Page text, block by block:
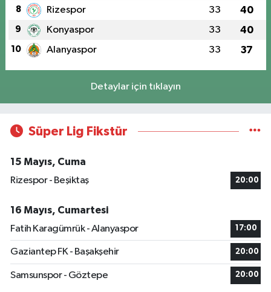
8 Rizespor 33 40
9 Konyaspor 33 40
10 Alanyaspor 33 37
Detaylar için tıklayın
Süper Lig Fikstür
15 Mayıs, Cuma
Rizespor - Beşiktaş
20:00
16 Mayıs, Cumartesi
Fatih Karagümrük - Alanyaspor
17:00
Gaziantep FK - Başakşehir 20:00
Samsunspor - Göztepe 20:00